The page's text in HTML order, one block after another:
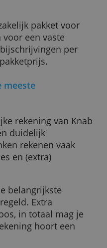
zakelijk pakket voor
voor een vaste
bijschrijvingen per
meeste
rekening van
duidelijk
rekenen vaak
en (extra)